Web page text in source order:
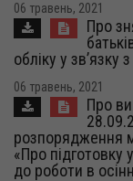
06 травень, 2021
Про
обліку у
06 травень, 2021
Про
розпорядження
«Про підготовку
до роботи в